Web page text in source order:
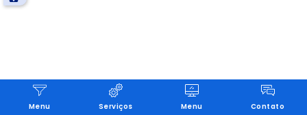
Menu Serviços Menu Contato